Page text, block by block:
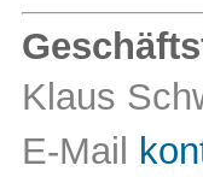
Klaus
E-Mail